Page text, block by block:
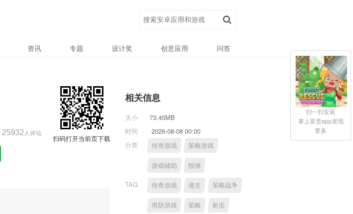
资讯 专题 设计奖 创意应用 问答
25932 人评论
扫码打开当前页下载
相关信息
大小
73.45MB
时间
2026-08-08 00:00
分类
传奇游戏 策略游戏
游戏辅助 惊悚
TAG 传奇游戏 逃生 策略战争
塔防游戏 策略 射击
扫一扫安装
掌上富贵app发现
更多